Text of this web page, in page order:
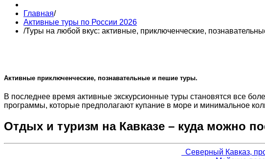
Главная/
Активные туры по России 2026
/Туры на любой вкус: активные, приключенческие,
Активные приключенческие, познавательные и пешие туры.
В последнее время активные экскурсионные туры становятся все
программы, которые предполагают купание в море и минимальное
Отдых и туризм на Кавказе – куда можно
Северный Кавказ,